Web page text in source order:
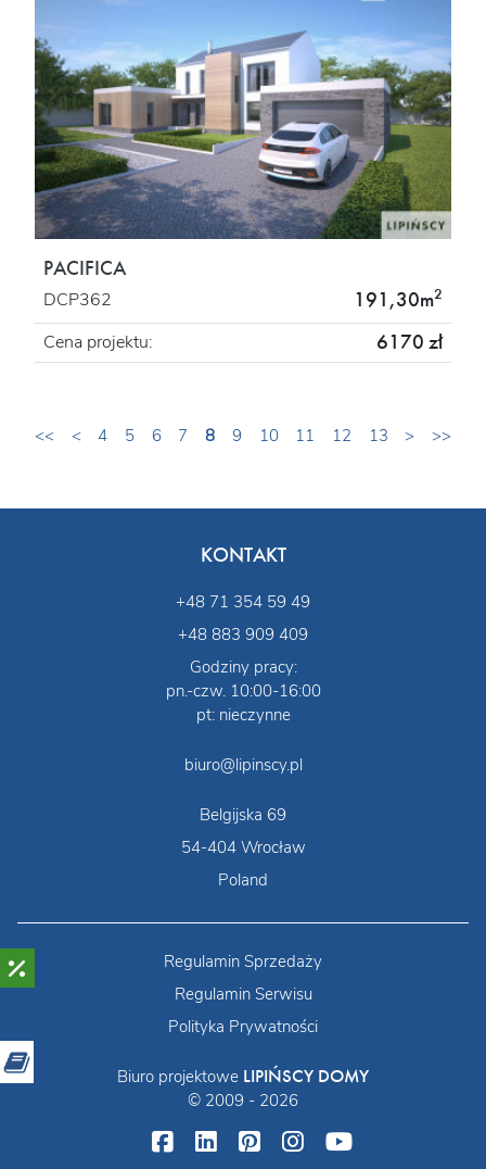
PACIFICA
DCP362 191,30m2
Cena projektu: 6170 zł
<< < 4 5 6 7 8 9 10 11 12 13 > >>
KONTAKT
+48 71 354 59 49
+48 883 909 409
Godziny pracy:
pn.-czw. 10:00-16:00
pt: nieczynne
biuro@lipinscy.pl
Belgijska 69
54-404 Wrocław
Poland
Regulamin Sprzedaży
Regulamin Serwisu
Polityka Prywatności
Biuro projektowe LIPIŃSCY DOMY
© 2009 - 2026